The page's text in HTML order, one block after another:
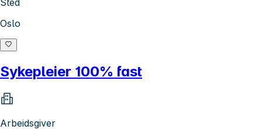
Oslo
Sykepleier 100% fast
Arbeidsgiver